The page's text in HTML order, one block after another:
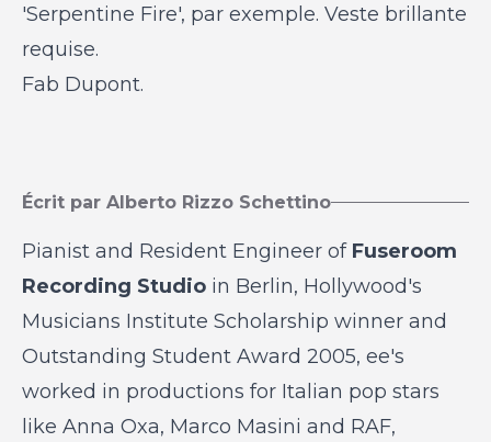
'Serpentine Fire', par exemple. Veste brillante
requise.
Fab Dupont.
Écrit par Alberto Rizzo Schettino
Pianist and Resident Engineer of Fuseroom
Recording Studio in Berlin, Hollywood's
Musicians Institute Scholarship winner and
Outstanding Student Award 2005, ee's
worked in productions for Italian pop stars
like Anna Oxa, Marco Masini and RAF,